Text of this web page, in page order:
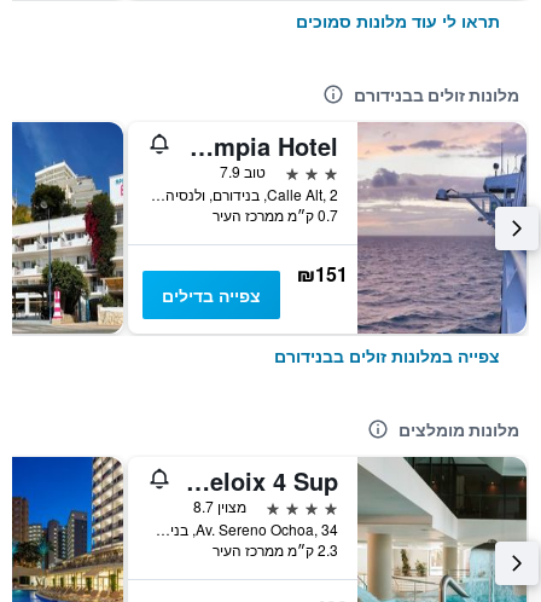
תראו לי עוד מלונות סמוכים
מלונות זולים בבנידורם
Benidorm City Olympia Hotel
3 כוכבים
טוב 7.9
Calle Alt, 2, בנידורם, ולנסיה, ספרד
0.7 ק״מ ממרכז העיר
₪151
צפייה בדילים
צפייה במלונות זולים בבנידורם
מלונות מומלצים
Hotel Deloix 4 Sup
4 כוכבים
מצוין 8.7
Av. Sereno Ochoa, 34, בנידורם, ולנסיה, ספרד
2.3 ק״מ ממרכז העיר